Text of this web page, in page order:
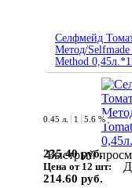
Селфмейд
Метод/Selfmade
Method
Быстрый
0.45 л. 1 5.6 %
235.40 руб.
Цена от 12 шт:
214.60 руб.